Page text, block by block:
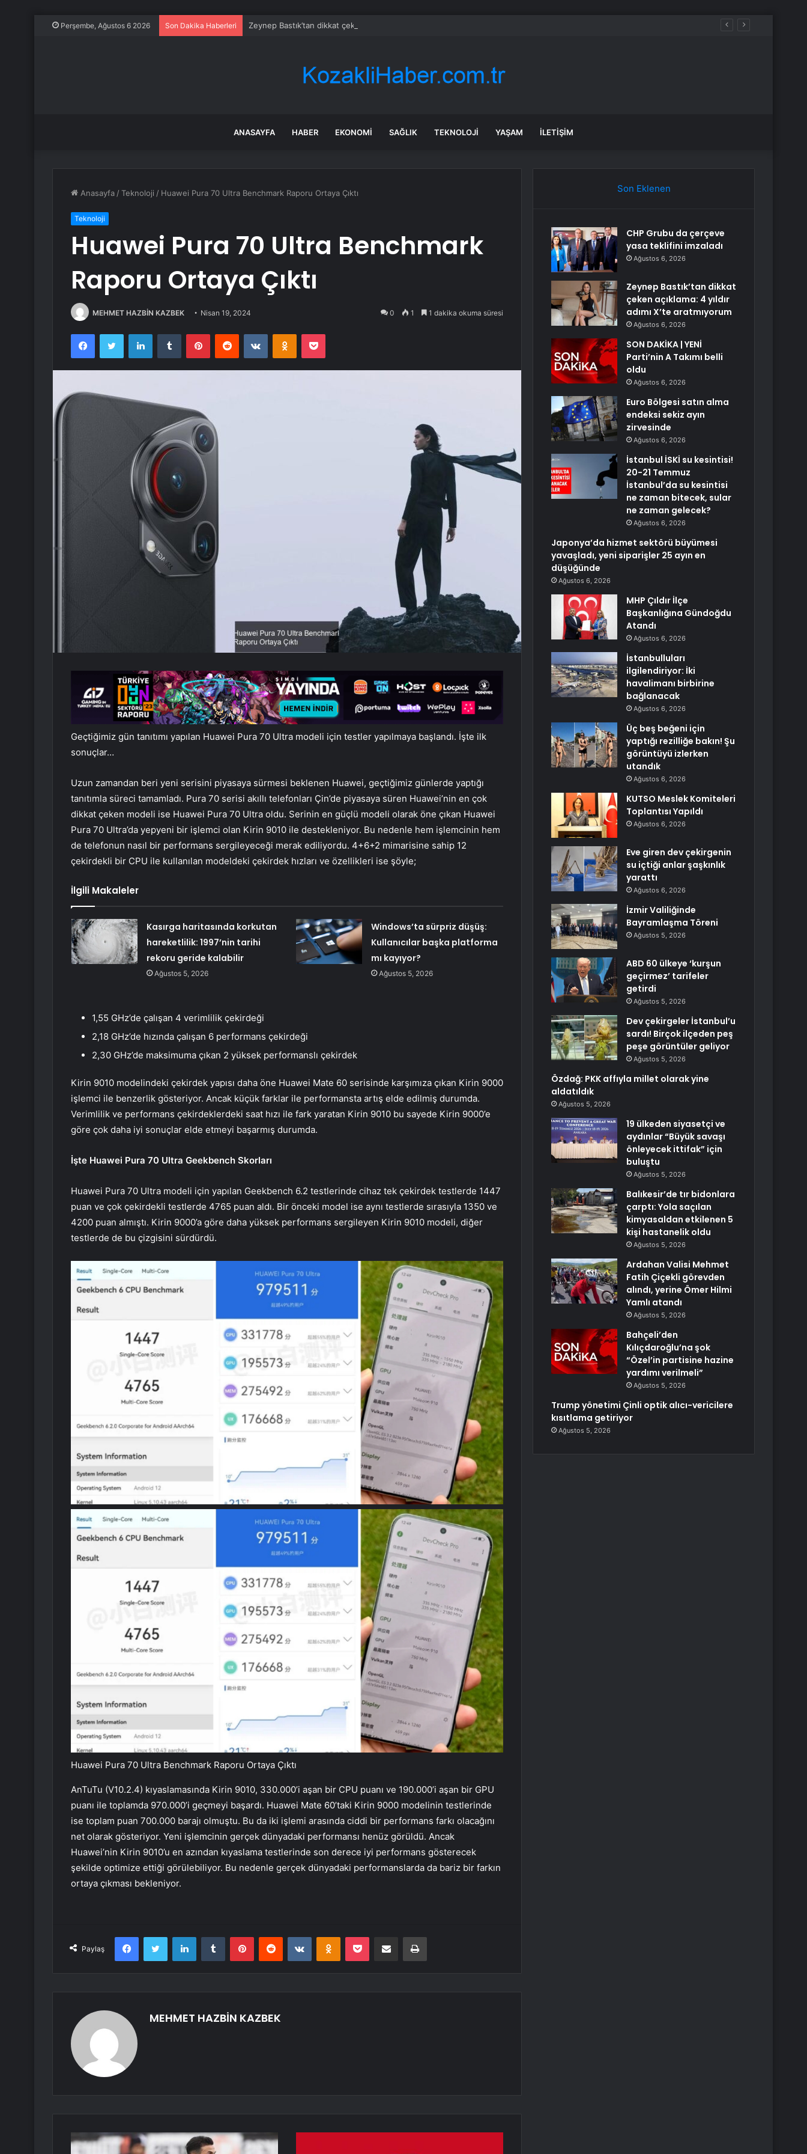
Perşembe, Ağustos 6 2026 Son Dakika Haberleri Zeynep Bastık’tan dikkat çeken açıklama: 4 yıldır adımı X’te aratmıyorum
ANASAYFA HABER EKONOMI SAĞLIK TEKNOLOJI YAŞAM İLETIŞIM
Anasayfa /Teknoloji / Huawei Pura 70 Ultra Benchmark Raporu Ortaya Çıktı
Teknoloji
Huawei Pura 70 Ultra Benchmark
Raporu Ortaya Çıktı
MEHMET HAZBİN KAZBEK Nisan 19, 2024 0 1 1 dakika okuma süresi
FacebookTwitter LinkedInTumblr PinterestReddit VKontakteOdnoklassniki
Pocket
Geçtiğimiz gün tanıtımı yapılan Huawei Pura 70 Ultra modeli için testler yapılmaya başlandı. İşte ilk
sonuçlar…
Uzun zamandan beri yeni serisini piyasaya sürmesi beklenen Huawei, geçtiğimiz günlerde yaptığı
tanıtımla süreci tamamladı. Pura 70 serisi akıllı telefonları Çin’de piyasaya süren Huawei’nin en çok
dikkat çeken modeli ise Huawei Pura 70 Ultra oldu. Serinin en güçlü modeli olarak öne çıkan Huawei
Pura 70 Ultra’da yepyeni bir işlemci olan Kirin 9010 ile destekleniyor. Bu nedenle hem işlemcinin hem
de telefonun nasıl bir performans sergileyeceği merak ediliyordu. 4+6+2 mimarisine sahip 12
çekirdekli bir CPU ile kullanılan modeldeki çekirdek hızları ve özellikleri ise şöyle;
İlgili Makaleler
Kasırga haritasında korkutan
hareketlilik: 1997’nin tarihi
rekoru geride kalabilir
Ağustos 5, 2026
Windows’ta sürpriz düşüş:
Kullanıcılar başka platforma
mı kayıyor?
Ağustos 5, 2026
1,55 GHz’de çalışan 4 verimlilik çekirdeği
2,18 GHz’de hızında çalışan 6 performans çekirdeği
2,30 GHz’de maksimuma çıkan 2 yüksek performanslı çekirdek
Kirin 9010 modelindeki çekirdek yapısı daha öne Huawei Mate 60 serisinde karşımıza çıkan Kirin 9000
işlemci ile benzerlik gösteriyor. Ancak küçük farklar ile performansta artış elde edilmiş durumda.
Verimlilik ve performans çekirdeklerdeki saat hızı ile fark yaratan Kirin 9010 bu sayede Kirin 9000’e
göre çok daha iyi sonuçlar elde etmeyi başarmış durumda.
İşte Huawei Pura 70 Ultra Geekbench Skorları
Huawei Pura 70 Ultra modeli için yapılan Geekbench 6.2 testlerinde cihaz tek çekirdek testlerde 1447
puan ve çok çekirdekli testlerde 4765 puan aldı. Bir önceki model ise aynı testlerde sırasıyla 1350 ve
4200 puan almıştı. Kirin 9000’a göre daha yüksek performans sergileyen Kirin 9010 modeli, diğer
testlerde de bu çizgisini sürdürdü.
Huawei Pura 70 Ultra Benchmark Raporu Ortaya Çıktı
AnTuTu (V10.2.4) kıyaslamasında Kirin 9010, 330.000’i aşan bir CPU puanı ve 190.000’i aşan bir GPU
puanı ile toplamda 970.000’i geçmeyi başardı. Huawei Mate 60’taki Kirin 9000 modelinin testlerinde
ise toplam puan 700.000 barajı olmuştu. Bu da iki işlemi arasında ciddi bir performans farkı olacağını
net olarak gösteriyor. Yeni işlemcinin gerçek dünyadaki performansı henüz görüldü. Ancak
Huawei’nin Kirin 9010’u en azından kıyaslama testlerinde son derece iyi performans gösterecek
şekilde optimize ettiği görülebiliyor. Bu nedenle gerçek dünyadaki performanslarda da bariz bir farkın
ortaya çıkması bekleniyor.
Paylaş
FacebookTwitter LinkedInTumblr PinterestReddit VKontakteOdnoklassniki
Pocket E-Posta ile paylaş Yazdır
MEHMET HAZBİN KAZBEK
Son Eklenen
CHP Grubu da çerçeve
yasa teklifini imzaladı
Ağustos 6, 2026
Zeynep Bastık’tan dikkat
çeken açıklama: 4 yıldır
adımı X’te aratmıyorum
Ağustos 6, 2026
SON DAKİKA | YENİ
Parti’nin A Takımı belli
oldu
Ağustos 6, 2026
Euro Bölgesi satın alma
endeksi sekiz ayın
zirvesinde
Ağustos 6, 2026
İstanbul İSKİ su kesintisi!
20-21 Temmuz
İstanbul’da su kesintisi
ne zaman bitecek, sular
ne zaman gelecek?
Ağustos 6, 2026
Japonya’da hizmet sektörü büyümesi
yavaşladı, yeni siparişler 25 ayın en
düşüğünde
Ağustos 6, 2026
MHP Çıldır İlçe
Başkanlığına Gündoğdu
Atandı
Ağustos 6, 2026
İstanbulluları
ilgilendiriyor: İki
havalimanı birbirine
bağlanacak
Ağustos 6, 2026
Üç beş beğeni için
yaptığı rezilliğe bakın! Şu
görüntüyü izlerken
utandık
Ağustos 6, 2026
KUTSO Meslek Komiteleri
Toplantısı Yapıldı
Ağustos 6, 2026
Eve giren dev çekirgenin
su içtiği anlar şaşkınlık
yarattı
Ağustos 6, 2026
İzmir Valiliğinde
Bayramlaşma Töreni
Ağustos 5, 2026
ABD 60 ülkeye ‘kurşun
geçirmez’ tarifeler
getirdi
Ağustos 5, 2026
Dev çekirgeler İstanbul’u
sardı! Birçok ilçeden peş
peşe görüntüler geliyor
Ağustos 5, 2026
Özdağ: PKK affıyla millet olarak yine
aldatıldık
Ağustos 5, 2026
19 ülkeden siyasetçi ve
aydınlar “Büyük savaşı
önleyecek ittifak” için
buluştu
Ağustos 5, 2026
Balıkesir’de tır bidonlara
çarptı: Yola saçılan
kimyasaldan etkilenen 5
kişi hastanelik oldu
Ağustos 5, 2026
Ardahan Valisi Mehmet
Fatih Çiçekli görevden
alındı, yerine Ömer Hilmi
Yamlı atandı
Ağustos 5, 2026
Bahçeli’den
Kılıçdaroğlu’na şok
“Özel’in partisine hazine
yardımı verilmeli”
Ağustos 5, 2026
Trump yönetimi Çinli optik alıcı-vericilere
kısıtlama getiriyor
Ağustos 5, 2026